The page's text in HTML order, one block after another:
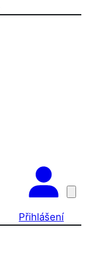
Přihlášení